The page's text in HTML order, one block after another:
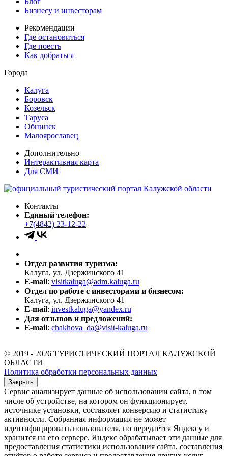
Бизнесу и инвесторам
Рекомендации
Где остановиться
Где поесть
Как добраться
Города
Калуга
Боровск
Козельск
Таруса
Обнинск
Малоярославец
Дополнительно
Интерактивная карта
Для СМИ
Контакты
Единый телефон:
+7(4842) 23-12-22
Отдел развития туризма:
Калуга, ул. Дзержинского 41
E-mail: visitkaluga@adm.kaluga.ru
Отдел по работе с инвесторами и бизнесом:
Калуга, ул. Дзержинского 41
E-mail: investkaluga@yandex.ru
Для отзывов и предложений:
E-mail: chakhova_da@visit-kaluga.ru
© 2019 - 2026 ТУРИСТИЧЕСКИЙ ПОРТАЛ КАЛУЖСКОЙ
ОБЛАСТИ
Политика обработки персональных данных
Закрыть
Сервис анализирует данные об использовании сайта, в том
числе об устройстве, на котором он функционирует,
источнике установки, составляет конверсию и статистику
активности. Собранная информация не может
идентифицировать пользователя, но передаётся Яндексу и
хранится на его сервере. Яндекс обрабатывает эти данные для
предоставления статистики использования сайта, составления